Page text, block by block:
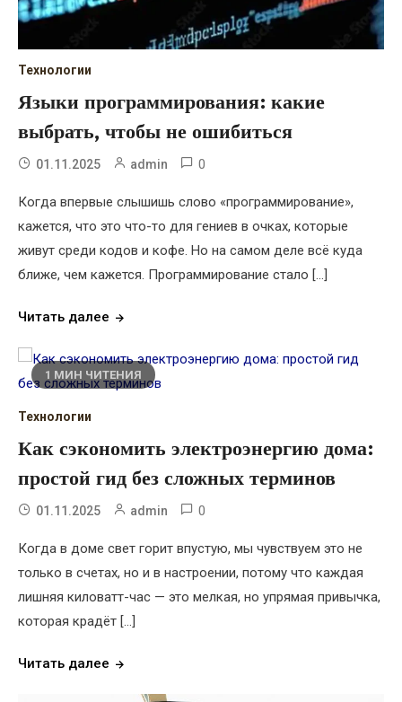
Технологии
Языки программирования: какие
выбрать, чтобы не ошибиться
01.11.2025 admin 0
Когда впервые слышишь слово «программирование»,
кажется, что это что-то для гениев в очках, которые
живут среди кодов и кофе. Но на самом деле всё куда
ближе, чем кажется. Программирование стало […]
Читать далее
1 МИН ЧИТЕНИЯ
Технологии
Как сэкономить электроэнергию дома:
простой гид без сложных терминов
01.11.2025 admin 0
Когда в доме свет горит впустую, мы чувствуем это не
только в счетах, но и в настроении, потому что каждая
лишняя киловатт-час — это мелкая, но упрямая привычка,
которая крадёт […]
Читать далее